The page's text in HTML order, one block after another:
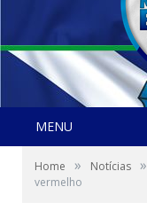
MENU
Home » Notícias »
vermelho